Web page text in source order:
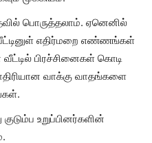
பொருத்தலாம். ஏனெனில்
எதிர்மறை எண்ணங்கள்
பிரச்சினைகள் கொடி
வாக்கு வாதங்களை
உறுப்பினர்களின்